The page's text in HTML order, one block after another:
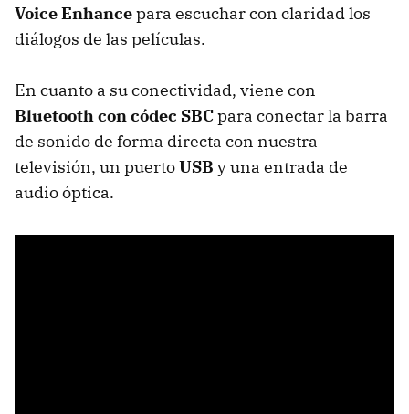
Voice Enhancepara escuchar con claridad los
diálogos de las películas.
En cuanto a su conectividad, viene con
Bluetooth con códec SBCpara conectar la barra
de sonido de forma directa con nuestra
televisión, un puertoUSB y una entrada de
audio óptica.